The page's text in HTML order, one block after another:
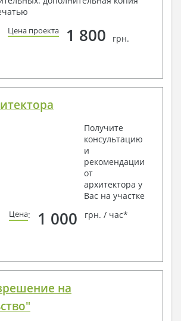
Цена проекта 1 800 грн.
Получите
консультацию
и
рекомендации
от
архитектора у
Вас на участке
Цена: 1 000 грн. / час*
на